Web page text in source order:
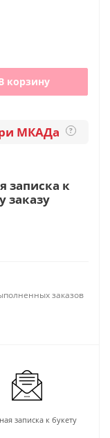
корзину
МКАДа ?
записка к
заказу
заказов
записка к букету